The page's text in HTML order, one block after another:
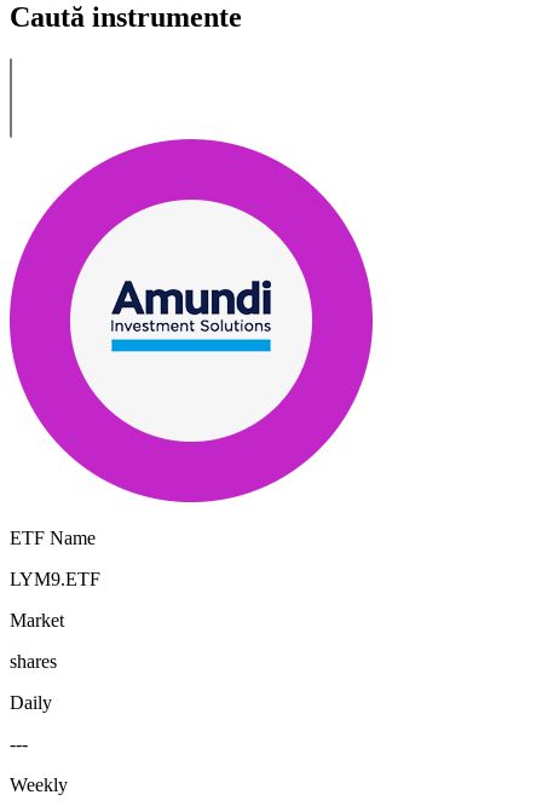
Caută instrumente
ETF Name
LYM9.ETF
Market
shares
Daily
---
Weekly